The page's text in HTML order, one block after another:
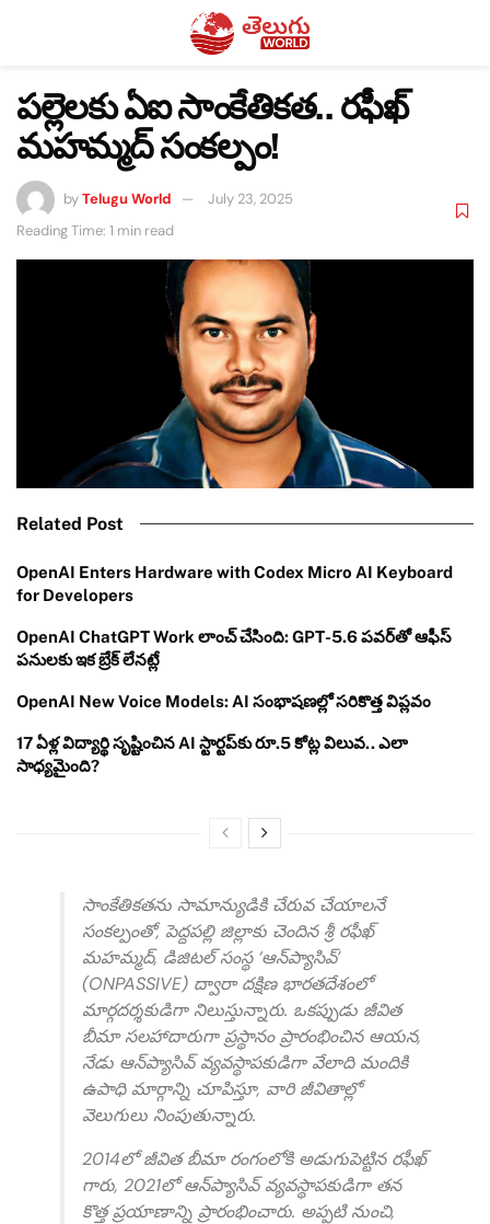
పల్లెలకు ఏఐ సాంకేతికత.. రఫీఖ్
మహమ్మద్ సంకల్పం!
byTelugu World
July 23, 2025
Reading Time: 1 min read
Related Post
OpenAI Enters Hardware with Codex Micro AI Keyboard
for Developers
OpenAI ChatGPT Work లాంచ్ చేసింది: GPT-5.6 పవర్‌తో ఆఫీస్
పనులకు ఇక బ్రేక్ లేనట్లే
OpenAI New Voice Models: AI సంభాషణల్లో సరికొత్త విప్లవం
17 ఏళ్ల విద్యార్థి సృష్టించిన AI స్టార్టప్‌కు రూ.5 కోట్ల విలువ.. ఎలా
సాధ్యమైంది?
సాంకేతికతను సామాన్యుడికి చేరువ చేయాలనే
సంకల్పంతో, పెద్దపల్లి జిల్లాకు చెందిన శ్రీ రఫీఖ్
మహమ్మద్, డిజిటల్ సంస్థ ‘ఆన్‌ప్యాసివ్’
(ONPASSIVE) ద్వారా దక్షిణ భారతదేశంలో
మార్గదర్శకుడిగా నిలుస్తున్నారు. ఒకప్పుడు జీవిత
బీమా సలహాదారుగా ప్రస్థానం ప్రారంభించిన ఆయన,
నేడు ఆన్‌ప్యాసివ్ వ్యవస్థాపకుడిగా వేలాది మందికి
ఉపాధి మార్గాన్ని చూపిస్తూ, వారి జీవితాల్లో
వెలుగులు నింపుతున్నారు.
2014లో జీవిత బీమా రంగంలోకి అడుగుపెట్టిన రఫీఖ్
గారు, 2021లో ఆన్‌ప్యాసివ్ వ్యవస్థాపకుడిగా తన
కొత్త ప్రయాణాన్ని ప్రారంభించారు. అప్పటి నుంచి,